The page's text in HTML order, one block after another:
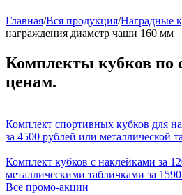
Главная/Вся продукция/Наградные
награждения диаметр чаши 160 мм
Комплекты кубков
ценам.
Комплект спортивных кубков для
за 4500 рублей или металлической
Комплект кубков с наклейками за
металлическими табличками за
Все промо-акции